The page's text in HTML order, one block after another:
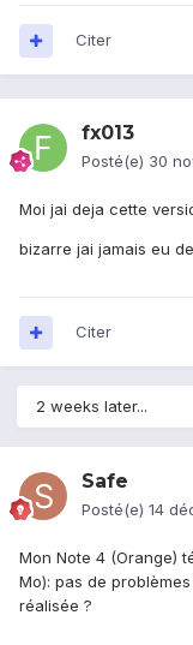
Citer
fx013
Posté(e) 30
Moi jai deja cette
bizarre jai jamais eu
Citer
2 weeks later...
Safe
Posté(e) 14
Mon Note 4 (Orange)
Mo): pas de
réalisée ?